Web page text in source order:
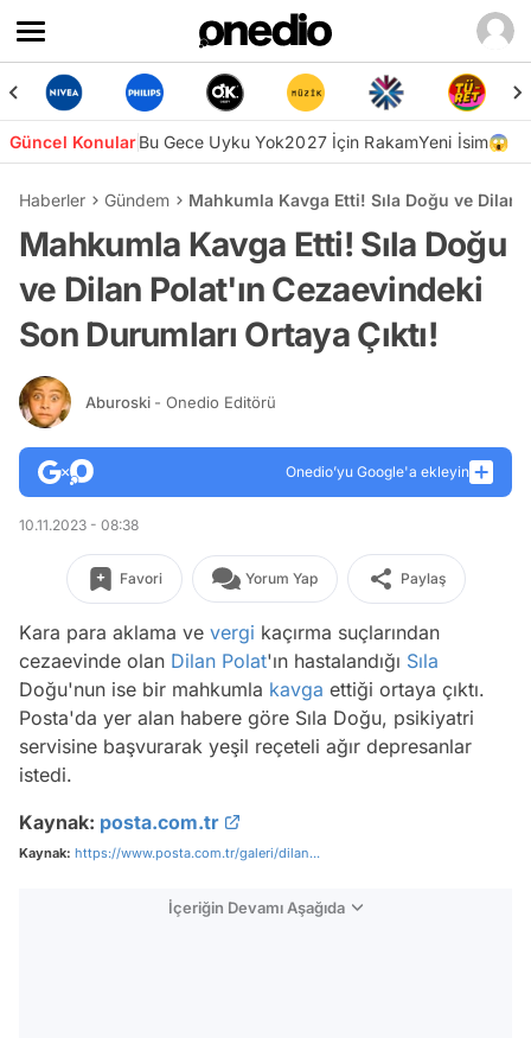
Güncel KonularBu Gece Uyku Yok2027 İçin RakamYeni İsim😱
Haberler Gündem Mahkumla Kavga Etti! Sıla Doğu ve Dilan
Mahkumla Kavga Etti! Sıla Doğu
ve Dilan Polat'ın Cezaevindeki
Son Durumları Ortaya Çıktı!
Aburoski - Onedio Editörü
Onedio’yu Google'a ekleyin
10.11.2023 - 08:38
Favori Yorum Yap Paylaş
Kara para aklama ve vergi kaçırma suçlarından
cezaevinde olan Dilan Polat'ın hastalandığı Sıla
Doğu'nun ise bir mahkumla kavga ettiği ortaya çıktı.
Posta'da yer alan habere göre Sıla Doğu, psikiyatri
servisine başvurarak yeşil reçeteli ağır depresanlar
istedi.
Kaynak: posta.com.tr
Kaynak: https://www.posta.com.tr/galeri/dilan...
İçeriğin Devamı Aşağıda